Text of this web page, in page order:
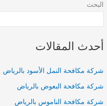
البحث
أحدث المقالات
شركة مكافحة النمل الأسود بالرياض
شركة مكافحة البعوض بالرياض
شركة مكافحة الناموس بالرياض